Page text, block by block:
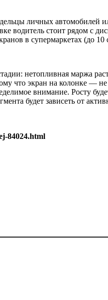
личных автомобилей
водитель стоит рядом с
в супермаркетах (до 10
нетопливная маржа
что экран на колонке —
внимание. Росту
будет зависеть от
84024.html